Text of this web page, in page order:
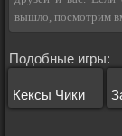
вышло, посмотрим
Подобные игры:
Кексы Чики